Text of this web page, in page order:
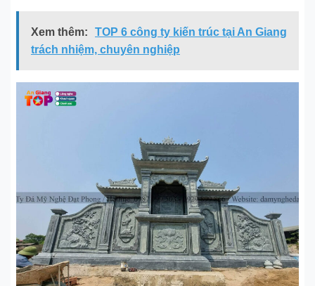
Xem thêm:
TOP 6 công ty kiến trúc tại An Giang
trách nhiệm, chuyên nghiệp